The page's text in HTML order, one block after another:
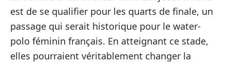
est de se qualifier pour les quarts de finale, un
passage qui serait historique pour le water-
polo féminin français. En atteignant ce stade,
elles pourraient véritablement changer la